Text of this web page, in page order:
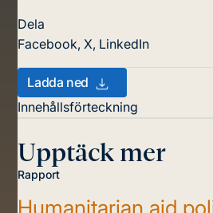
Dela
Facebook, X, LinkedIn
Ladda ned
Innehållsförteckning
Upptäck mer
Rapport
Humanitarian aid